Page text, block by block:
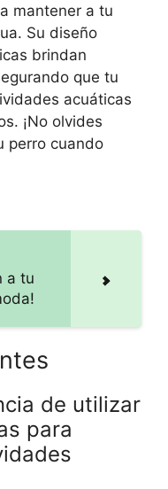
mantener a tu
Su diseño
brindan
que tu
acuáticas
¡No olvides
perro cuando
a tu
de utilizar
para